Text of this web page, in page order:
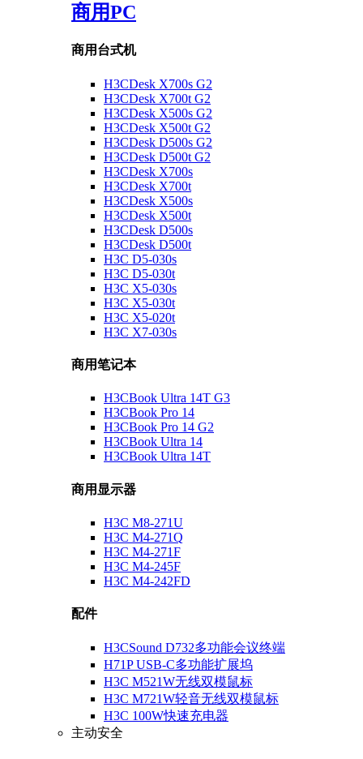
商用PC
商用台式机
H3CDesk X700s G2
H3CDesk X700t G2
H3CDesk X500s G2
H3CDesk X500t G2
H3CDesk D500s G2
H3CDesk D500t G2
H3CDesk X700s
H3CDesk X700t
H3CDesk X500s
H3CDesk X500t
H3CDesk D500s
H3CDesk D500t
H3C D5-030s
H3C D5-030t
H3C X5-030s
H3C X5-030t
H3C X5-020t
H3C X7-030s
商用笔记本
H3CBook Ultra 14T G3
H3CBook Pro 14
H3CBook Pro 14 G2
H3CBook Ultra 14
H3CBook Ultra 14T
商用显示器
H3C M8-271U
H3C M4-271Q
H3C M4-271F
H3C M4-245F
H3C M4-242FD
配件
H3CSound D732多功能会议终端
H71P USB-C多功能扩展坞
H3C M521W无线双模鼠标
H3C M721W轻音无线双模鼠标
H3C 100W快速充电器
主动安全